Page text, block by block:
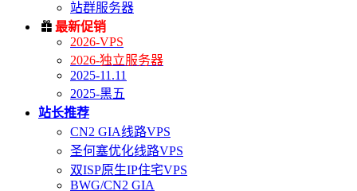
站群服务器
 最新促销
2026-VPS
2026-独立服务器
2025-11.11
2025-黑五
站长推荐
CN2 GIA线路VPS
圣何塞优化线路VPS
双ISP原生IP住宅VPS
BWG/CN2 GIA